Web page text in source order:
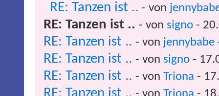
RE: Tanzen ist .. - von
RE: Tanzen ist .. - von signo -
RE: Tanzen ist .. - von jennybabe
RE: Tanzen ist .. - von signo -
RE: Tanzen ist .. - von Triona -